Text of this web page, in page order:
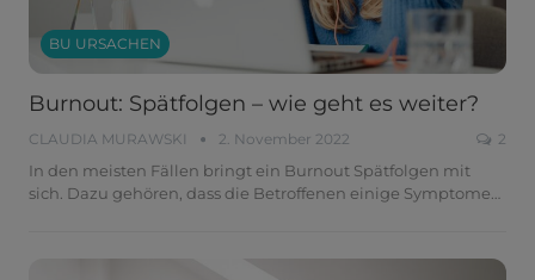
BU URSACHEN
Burnout: Spätfolgen – wie geht es weiter?
CLAUDIA MURAWSKI 2. November 2022 2
In den meisten Fällen bringt ein Burnout Spätfolgen mit
sich. Dazu gehören, dass die Betroffenen einige Symptome